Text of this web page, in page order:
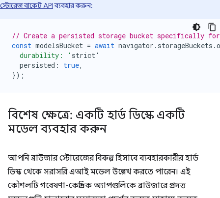
স্টোরেজ বাকেট APIব্যবহার করুন:
// Create a persisted storage bucket specifically for
const modelsBucket = await navigator . storageBuckets .
  durability: '
strict'
persisted : true,
});
বিশেষ ক্ষেত্রে: একটি হার্ড ডিস্কে একটি
মডেল ব্যবহার করুন
আপনি ব্রাউজার স্টোরেজের বিকল্প হিসাবে ব্যবহারকারীর হার্ড
ডিস্ক থেকে সরাসরি এআই মডেল উল্লেখ করতে পারেন। এই
কৌশলটি গবেষণা-কেন্দ্রিক অ্যাপগুলিকে ব্রাউজারে প্রদত্ত